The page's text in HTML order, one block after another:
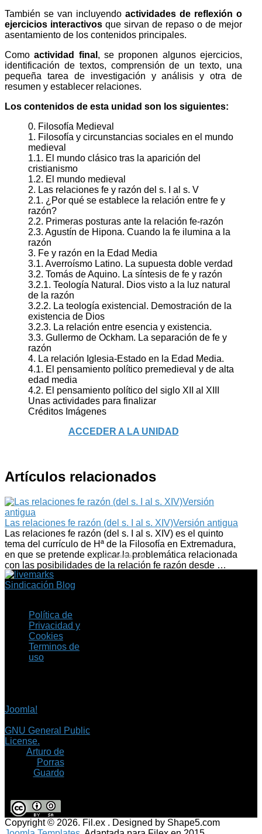
También se van incluyendoactividades de reflexión o
ejercicios interactivos que sirvan de repaso o de mejor
asentamiento de los contenidos principales.
Comoactividad final , se proponen algunos ejercicios,
identificación de textos, comprensión de un texto, una
pequeña tarea de investigación y análisis y otra de
resumen y establecer relaciones.
Los contenidos de esta unidad son los siguientes:
0. Filosofía Medieval
1. Filosofía y circunstancias sociales en el mundo
medieval
1.1. El mundo clásico tras la aparición del
cristianismo
1.2. El mundo medieval
2. Las relaciones fe y razón del s. I al s. V
2.1. ¿Por qué se establece la relación entre fe y
razón?
2.2. Primeras posturas ante la relación fe-razón
2.3. Agustín de Hipona. Cuando la fe ilumina a la
razón
3. Fe y razón en la Edad Media
3.1. Averroísmo Latino. La supuesta doble verdad
3.2. Tomás de Aquino. La síntesis de fe y razón
3.2.1. Teología Natural. Dios visto a la luz natural
de la razón
3.2.2. La teología existencial. Demostración de la
existencia de Dios
3.2.3. La relación entre esencia y existencia.
3.3. Gullermo de Ockham. La separación de fe y
razón
4. La relación Iglesia-Estado en la Edad Media.
4.1. El pensamiento político premedieval y de alta
edad media
4.2. El pensamiento político del siglo XII al XIII
Unas actividades para finalizar
Créditos Imágenes
ACCEDER A LA UNIDAD
Artículos relacionados
Las relaciones fe razón (del s. I al s. XIV)Versión antigua
Las relaciones fe razón (del s. I al s. XIV) es el quinto
tema del currículo de Hª de la Filosofía en Extremadura,
en que se pretende explicar la problemática relacionada
con las posibilidades de la relación fe razón desde …
CedThumbnails
Sindicación Blog
Política de
Privacidad y
Cookies
Terminos de
uso
Joomla!
GNU General Public
License.
Arturo de
Porras
Guardo
Copyright © 2026. Fil.ex . Designed by Shape5.com